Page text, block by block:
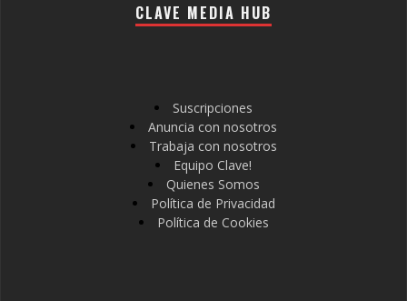
CLAVE MEDIA HUB
Suscripciones
Anuncia con nosotros
Trabaja con nosotros
Equipo Clave!
Quienes Somos
Política de Privacidad
Política de Cookies